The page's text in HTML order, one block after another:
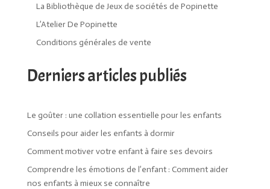
La Bibliothèque de Jeux de sociétés de Popinette
L’Atelier De Popinette
Conditions générales de vente
Derniers articles publiés
Le goûter : une collation essentielle pour les enfants
Conseils pour aider les enfants à dormir
Comment motiver votre enfant à faire ses devoirs
Comprendre les émotions de l’enfant : Comment aider
nos enfants à mieux se connaître